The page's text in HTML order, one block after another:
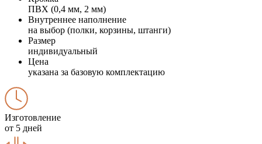
ПВХ (0,4 мм, 2 мм)
Внутреннее наполнение
на выбор (полки, корзины, штанги)
Размер
индивидуальный
Цена
указана за базовую комплектацию
Изготовление
от 5 дней